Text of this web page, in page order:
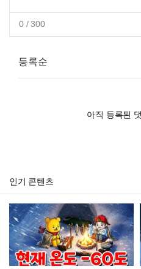
0/ 300
등록순
아직 등록된
인기 콘텐츠